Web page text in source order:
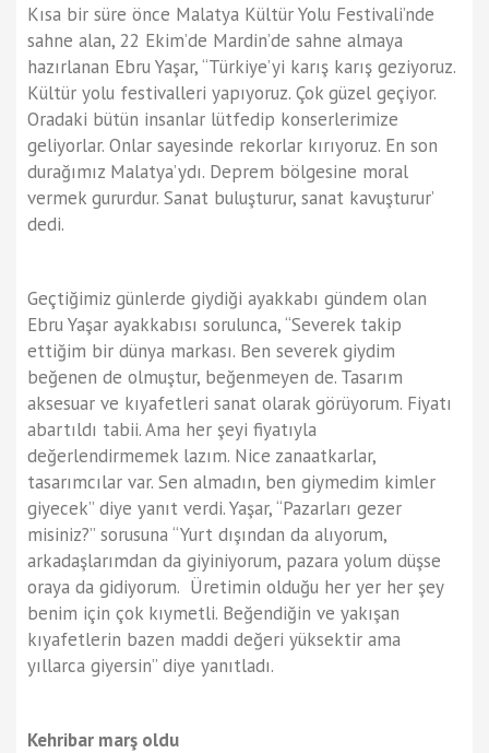
Kısa bir süre önce Malatya Kültür Yolu Festivali’nde
sahne alan, 22 Ekim’de Mardin’de sahne almaya
hazırlanan Ebru Yaşar, “Türkiye’yi karış karış geziyoruz.
Kültür yolu festivalleri yapıyoruz. Çok güzel geçiyor.
Oradaki bütün insanlar lütfedip konserlerimize
geliyorlar. Onlar sayesinde rekorlar kırıyoruz. En son
durağımız Malatya’ydı. Deprem bölgesine moral
vermek gururdur. Sanat buluşturur, sanat kavuşturur’
dedi.
Geçtiğimiz günlerde giydiği ayakkabı gündem olan
Ebru Yaşar ayakkabısı sorulunca, “Severek takip
ettiğim bir dünya markası. Ben severek giydim
beğenen de olmuştur, beğenmeyen de. Tasarım
aksesuar ve kıyafetleri sanat olarak görüyorum. Fiyatı
abartıldı tabii. Ama her şeyi fiyatıyla
değerlendirmemek lazım. Nice zanaatkarlar,
tasarımcılar var. Sen almadın, ben giymedim kimler
giyecek” diye yanıt verdi. Yaşar, “Pazarları gezer
misiniz?” sorusuna “Yurt dışından da alıyorum,
arkadaşlarımdan da giyiniyorum, pazara yolum düşse
oraya da gidiyorum. Üretimin olduğu her yer her şey
benim için çok kıymetli. Beğendiğin ve yakışan
kıyafetlerin bazen maddi değeri yüksektir ama
yıllarca giyersin” diye yanıtladı.
Kehribar marş oldu